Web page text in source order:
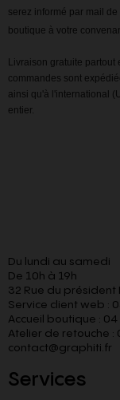
serez informé par mail
boutique à votre
Livraison gratuite partout
commandes sont
ainsi qu'à l'international
entier.
Du lundi au samedi
De 10h à 19h
32 Rue du président
Service client web :
Accueil boutique :
Atelier de retouche :
contact@graphiti.fr
Services